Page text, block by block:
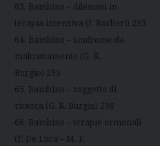
63. Bambino – dilemmi in
terapia intensiva (I. Barberi) 293
64. Bambino – sindrome da
maltrattamento (G. R.
Burgio) 295
65. Bambino – soggetto di
ricerca (G. R. Burgio) 298
66. Bambino – terapie ormonali
(F. De Luca – M. F.